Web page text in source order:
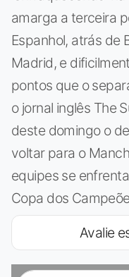
amarga a terceira
Espanhol, atrás de
Madrid, e
pontos que o
o jornal inglês The
deste domingo o
voltar para o
equipes se
Copa dos
Avalie